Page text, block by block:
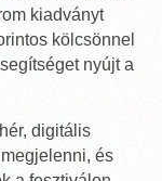
kiadványt
kölcsönnel
nyújt a
digitális
és